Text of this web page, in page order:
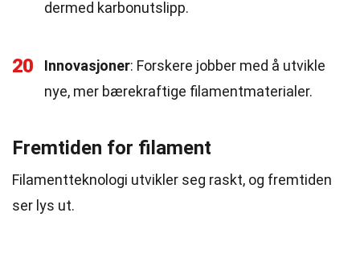
dermed karbonutslipp.
20 Innovasjoner: Forskere jobber med å utvikle
nye, mer bærekraftige filamentmaterialer.
Fremtiden for filament
Filamentteknologi utvikler seg raskt, og fremtiden
ser lys ut.